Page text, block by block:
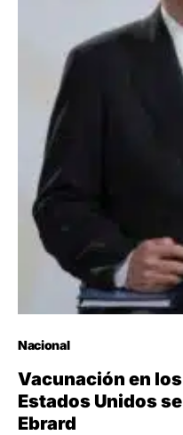
Nacional
Vacunación en
Estados Unidos
Ebrard